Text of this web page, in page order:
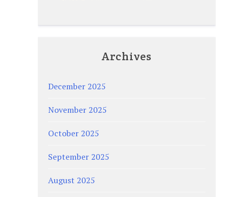
Archives
December 2025
November 2025
October 2025
September 2025
August 2025